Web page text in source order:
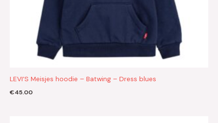
LEVI’S Meisjes hoodie – Batwing – Dress blues
€45.00